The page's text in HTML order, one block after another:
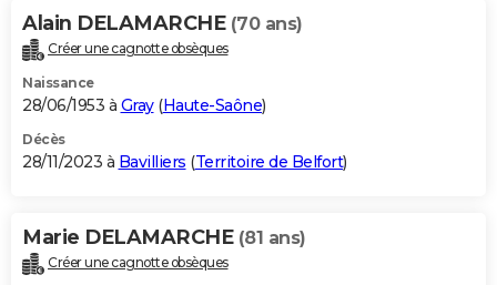
Alain DELAMARCHE (70 ans)
Créer une cagnotte obsèques
Naissance
28/06/1953 à Gray(Haute-Saône)
Décès
28/11/2023 à Bavilliers (Territoire de Belfort)
Marie DELAMARCHE (81 ans)
Créer une cagnotte obsèques